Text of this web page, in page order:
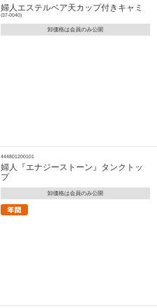
婦人エステルベア天カップ付きキャミ
(37-0040)
卸価格は会員のみ公開
444801200101
婦人『エナジーストーン』タンクトッ
プ
卸価格は会員のみ公開